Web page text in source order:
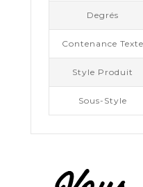
Degrés
Contenance Texte
Style Produit
Sous-Style